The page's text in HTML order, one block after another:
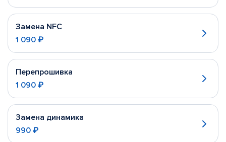
Замена NFC
1 090 ₽
Перепрошивка
1 090 ₽
Замена динамика
990 ₽